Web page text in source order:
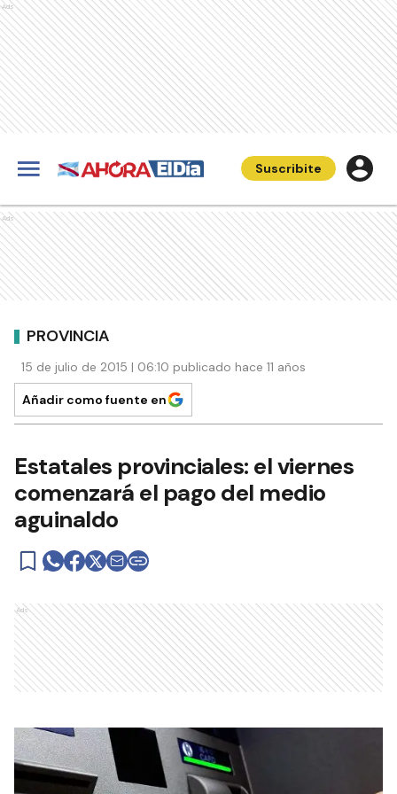
Ads
Suscribite
Ads
PROVINCIA
15 de julio de 2015 | 06:10 publicado hace 11 años
Añadir como fuente en
Estatales provinciales: el viernes
comenzará el pago del medio
aguinaldo
Ads